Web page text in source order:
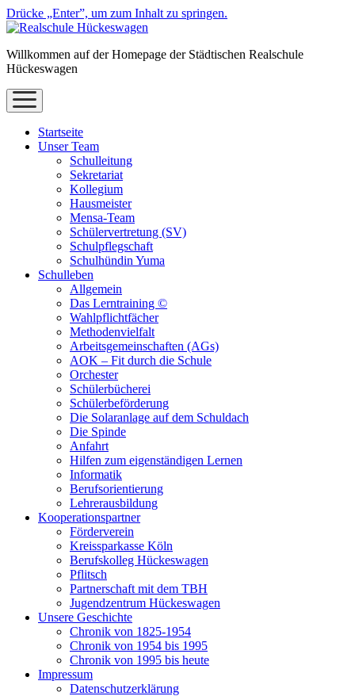
Drücke „Enter”, um zum Inhalt zu springen.
Willkommen auf der Homepage der Städtischen Realschule
Hückeswagen
Menü
öffnen
Startseite
Unser Team
Schulleitung
Sekretariat
Kollegium
Hausmeister
Mensa-Team
Schülervertretung (SV)
Schulpflegschaft
Schulhündin Yuma
Schulleben
Allgemein
Das Lerntraining ©
Wahlpflichtfächer
Methodenvielfalt
Arbeitsgemeinschaften (AGs)
AOK – Fit durch die Schule
Orchester
Schülerbücherei
Schülerbeförderung
Die Solaranlage auf dem Schuldach
Die Spinde
Anfahrt
Hilfen zum eigenständigen Lernen
Informatik
Berufsorientierung
Lehrerausbildung
Kooperationspartner
Förderverein
Kreissparkasse Köln
Berufskolleg Hückeswagen
Pflitsch
Partnerschaft mit dem TBH
Jugendzentrum Hückeswagen
Unsere Geschichte
Chronik von 1825-1954
Chronik von 1954 bis 1995
Chronik von 1995 bis heute
Impressum
Datenschutzerklärung